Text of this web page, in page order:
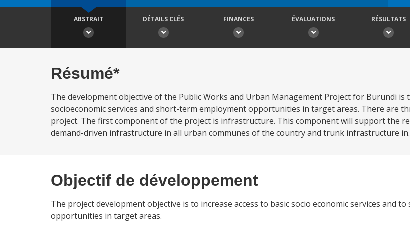
ABSTRAIT DÉTAILS CLÉS FINANCES ÉVALUATIONS RÉSULTATS
Résumé*
The development objective of the Public Works and Urban Management Project for Burundi is
socioeconomic services and short-term employment opportunities in target areas. There are
project. The first component of the project is infrastructure. This component will support the
demand-driven infrastructure in all urban communes of the country and trunk infrastructure
Objectif de développement
The project development objective is to increase access to basic socio economic services and
opportunities in target areas.